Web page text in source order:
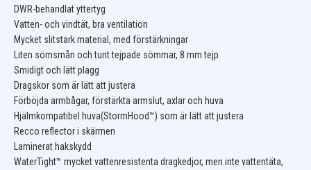
DWR-behandlat yttertyg
Vatten- och vindtät, bra ventilation
Mycket slitstark material, med förstärkningar
Liten sömsmån och tunt tejpade sömmar, 8 mm tejp
Smidigt och lätt plagg
Dragskor som är lätt att justera
Förböjda armbågar, förstärkta armslut, axlar och huva
Hjälmkompatibel huva(StormHood™) som är lätt att justera
Recco reflector i skärmen
Laminerat hakskydd
WaterTight™ mycket vattenresistenta dragkedjor, men inte vattentäta,